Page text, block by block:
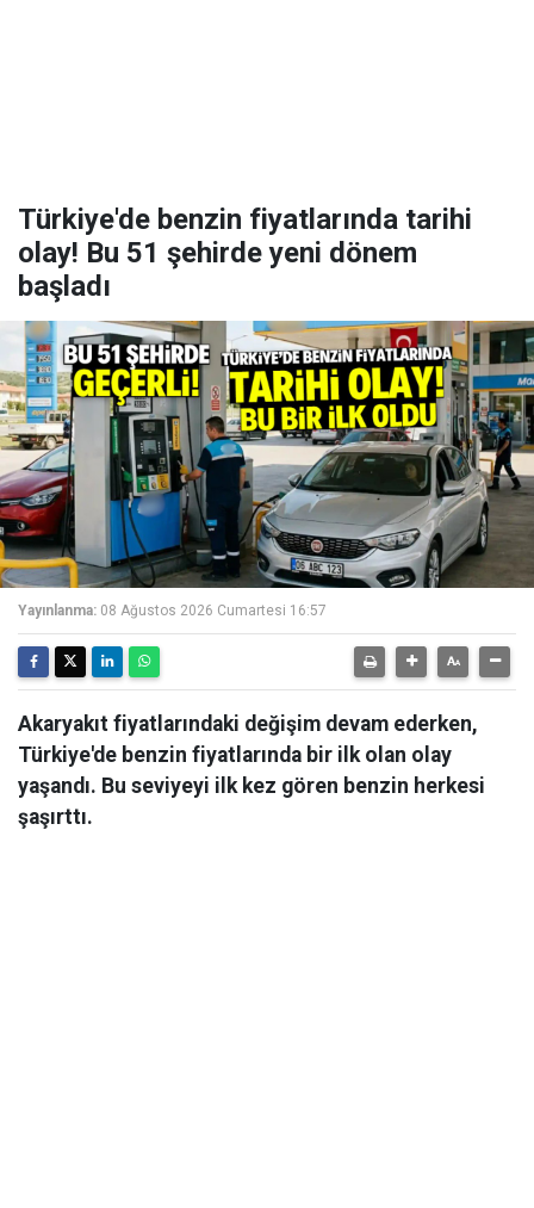
Türkiye'de benzin fiyatlarında tarihi
olay! Bu 51 şehirde yeni dönem
başladı
Yayınlanma: 08 Ağustos 2026 Cumartesi 16:57
Akaryakıt fiyatlarındaki değişim devam ederken,
Türkiye'de benzin fiyatlarında bir ilk olan olay
yaşandı. Bu seviyeyi ilk kez gören benzin herkesi
şaşırttı.